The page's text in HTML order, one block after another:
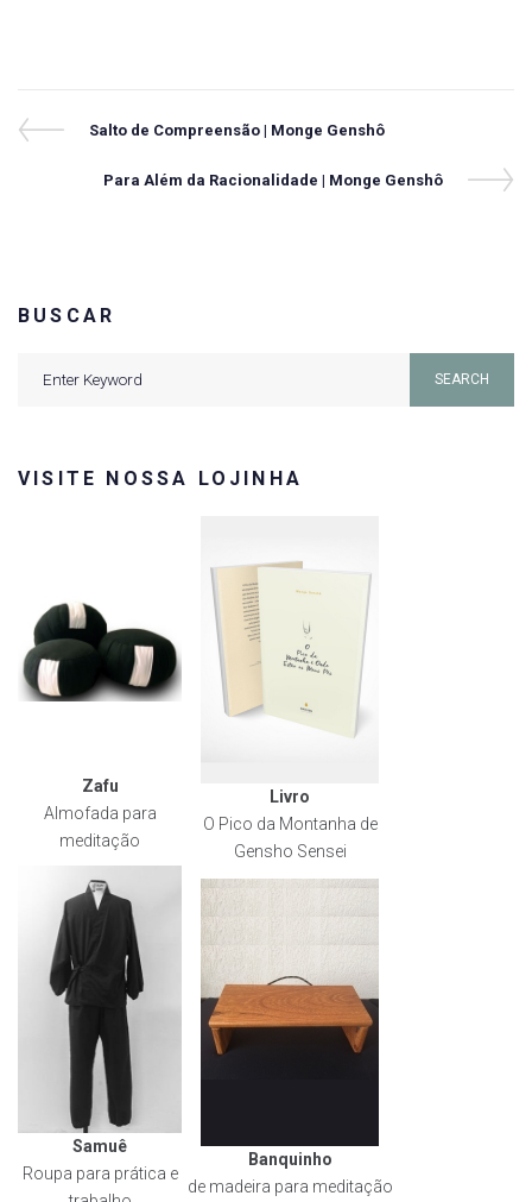
Navegação
Previous
Salto de Compreensão | Monge Genshô
Next
Para Além da Racionalidade | Monge Genshô
BUSCAR
SEARCH
VISITE NOSSA LOJINHA
Zafu
Almofada para
meditação
Livro
O Pico da Montanha de
Gensho Sensei
Samuê
Roupa para prática e
Banquinho
de madeira para meditação